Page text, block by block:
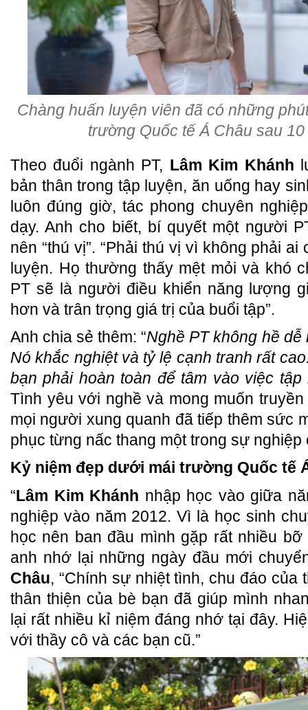
Chàng huấn luyện viên đã có những
trường Quốc tế Á Châu sau
Theo đuổi ngành PT, Lâm Kim Khánh
bản thân trong tập luyện, ăn uống hay
luôn đúng giờ, tác phong chuyên
dạy. Anh cho biết, bí quyết một người
nên “thú vị”. “Phải thú vị vì không phải
luyện. Họ thường thấy mệt mỏi và khó
PT sẽ là người điều khiển năng lượng
hơn và trân trọng giá trị của buổi tập”.
Anh chia sẻ thêm: “Nghề PT không hề
Nó khắc nghiệt và tỷ lệ cạnh tranh rất
bạn phải hoàn toàn để tâm vào việc
Tình yêu với nghề và mong muốn
mọi người xung quanh đã tiếp thêm sức
phục từng nấc thang một trong sự nghiệp
Kỷ niệm đẹp dưới mái trường Quốc tế
“Lâm Kim Khánh nhập học vào giữa
nghiệp vào năm 2012. Vì là học sinh
học nên ban đầu mình gặp rất nhiều
anh nhớ lại những ngày đầu mới
Châu, “Chính sự nhiệt tình, chu đáo
thân thiện của bè bạn đã giúp mình
lại rất nhiều kỉ niệm đáng nhớ tại đây.
với thầy cô và các bạn cũ.”